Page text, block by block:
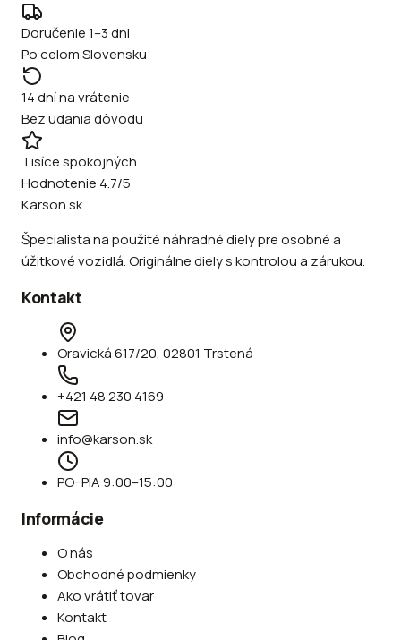
Doručenie 1–3 dni
Po celom Slovensku
14 dní na vrátenie
Bez udania dôvodu
Tisíce spokojných
Hodnotenie 4.7/5
Karson.sk
Špecialista na použité náhradné diely pre osobné a
úžitkové vozidlá. Originálne diely s kontrolou a zárukou.
Kontakt
Oravická 617/20, 02801 Trstená
+421 48 230 4169
info@karson.sk
PO–PIA 9:00–15:00
Informácie
O nás
Obchodné podmienky
Ako vrátiť tovar
Kontakt